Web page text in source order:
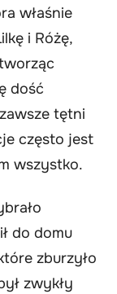
właśnie
i Różę,
dość
tętni
często jest
wszystko.
do domu
zburzyło
zwykły